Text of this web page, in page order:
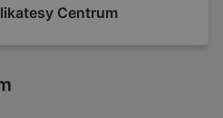
Centrum